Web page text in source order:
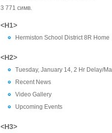
3 771 симв.
<H1>
Hermiston School District 8R Home
<H2>
Tuesday, January 14, 2 Hr Delay/
Recent News
Video Gallery
Upcoming Events
<H3>